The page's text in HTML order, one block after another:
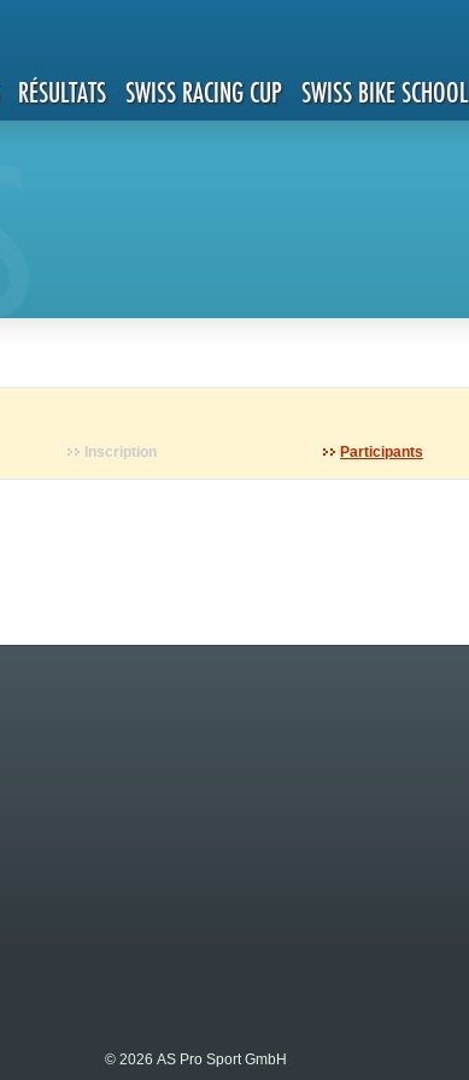
RÉSULTATS SWISS RACING CUP SWISS BIKE SCHOOL
Inscription Participants
© 2026 AS Pro Sport GmbH